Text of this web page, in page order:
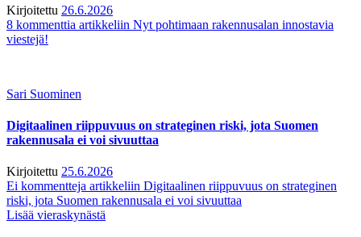
Kirjoitettu 26.6.2026
8 kommenttia artikkeliin Nyt pohtimaan rakennusalan innostavia
viestejä!
Sari Suominen
Digitaalinen riippuvuus on strateginen riski, jota Suomen
rakennusala ei voi sivuuttaa
Kirjoitettu 25.6.2026
Ei kommentteja artikkeliin Digitaalinen riippuvuus on strateginen
riski, jota Suomen rakennusala ei voi sivuuttaa
Lisää vieraskynästä